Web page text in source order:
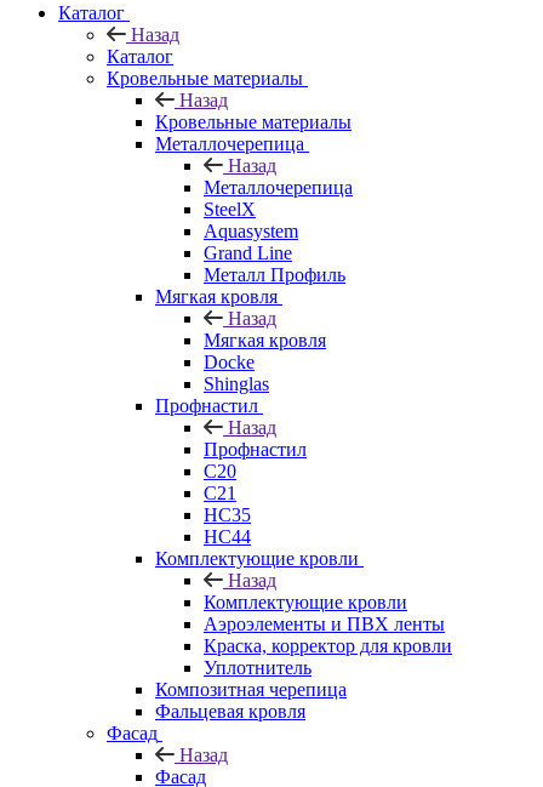
Каталог
Назад
Каталог
Кровельные материалы
Назад
Кровельные материалы
Металлочерепица
Назад
Металлочерепица
SteelX
Aquasystem
Grand Line
Металл Профиль
Мягкая кровля
Назад
Мягкая кровля
Docke
Shinglas
Профнастил
Назад
Профнастил
C20
C21
НС35
НС44
Комплектующие кровли
Назад
Комплектующие кровли
Аэроэлементы и ПВХ ленты
Краска, корректор для кровли
Уплотнитель
Композитная черепица
Фальцевая кровля
Фасад
Назад
Фасад